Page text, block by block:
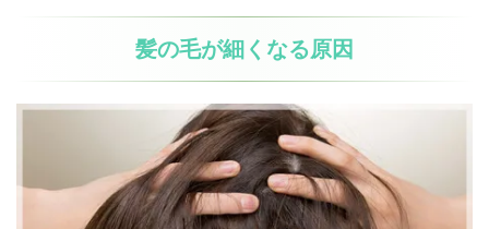
髪の毛が細くなる原因